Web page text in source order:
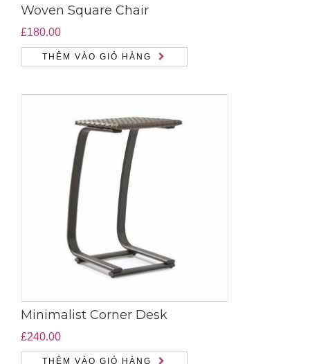
Woven Square Chair
£180.00
THÊM VÀO GIỎ HÀNG
Minimalist Corner Desk
£240.00
THÊM VÀO GIỎ HÀNG